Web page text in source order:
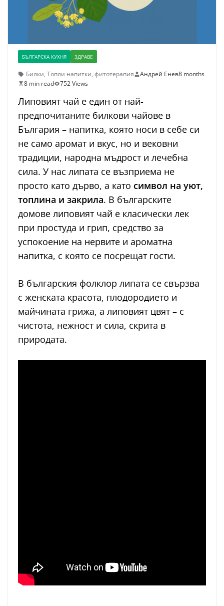
БЪЛГАРСКА КУХНЯ ЗДРАВЕ
Билки, Топли напитки, фитотерапия Андрей Енев8 months
8 min read
752 Views
Липовият чай е един от най-
предпочитаните билкови чайове в
България – напитка, която носи в себе си
не само аромат и вкус, но и вековни
традиции, народна мъдрост и лечебна
сила. У нас липата се възприема не
просто като дърво, а като символ на уют,
топлина и закрила. В българските
домове липовият чай е класически лек
при простуда и грип, средство за
успокоение на нервите и ароматна
напитка, с която се посрещат гости.
В българския фолклор липата се свързва
с женската красота, плодородието и
майчината грижа, а липовият цвят – с
чистота, нежност и сила, скрита в
природата.